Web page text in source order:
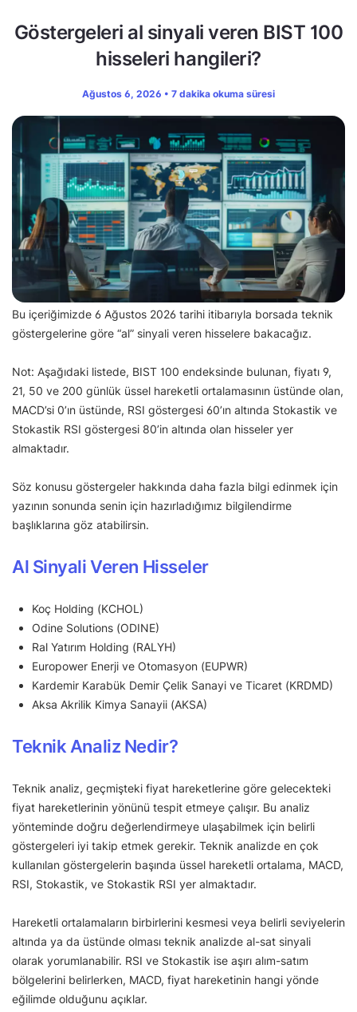
Göstergeleri al sinyali veren BIST 100
hisseleri hangileri?
Ağustos 6, 2026 • 7 dakika okuma süresi
Bu içeriğimizde 6 Ağustos 2026 tarihi itibarıyla borsada teknik
göstergelerine göre “al” sinyali veren hisselere bakacağız.
Not: Aşağıdaki listede, BIST 100 endeksinde bulunan, fiyatı 9,
21, 50 ve 200 günlük üssel hareketli ortalamasının üstünde olan,
MACD’si 0’ın üstünde, RSI göstergesi 60’ın altında Stokastik ve
Stokastik RSI göstergesi 80’in altında olan hisseler yer
almaktadır.
Söz konusu göstergeler hakkında daha fazla bilgi edinmek için
yazının sonunda senin için hazırladığımız bilgilendirme
başlıklarına göz atabilirsin.
Al Sinyali Veren Hisseler
Koç Holding (KCHOL)
Odine Solutions (ODINE)
Ral Yatırım Holding (RALYH)
Europower Enerji ve Otomasyon (EUPWR)
Kardemir Karabük Demir Çelik Sanayi ve Ticaret (KRDMD)
Aksa Akrilik Kimya Sanayii (AKSA)
Teknik Analiz Nedir?
Teknik analiz, geçmişteki fiyat hareketlerine göre gelecekteki
fiyat hareketlerinin yönünü tespit etmeye çalışır. Bu analiz
yönteminde doğru değerlendirmeye ulaşabilmek için belirli
göstergeleri iyi takip etmek gerekir. Teknik analizde en çok
kullanılan göstergelerin başında üssel hareketli ortalama, MACD,
RSI, Stokastik, ve Stokastik RSI yer almaktadır.
Hareketli ortalamaların birbirlerini kesmesi veya belirli seviyelerin
altında ya da üstünde olması teknik analizde al-sat sinyali
olarak yorumlanabilir. RSI ve Stokastik ise aşırı alım-satım
bölgelerini belirlerken, MACD, fiyat hareketinin hangi yönde
eğilimde olduğunu açıklar.